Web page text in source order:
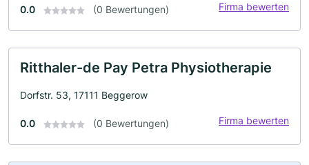
0.0 (0 Bewertungen) Firma bewerten
Ritthaler-de Pay Petra Physiotherapie
Dorfstr. 53, 17111 Beggerow
0.0 (0 Bewertungen) Firma bewerten